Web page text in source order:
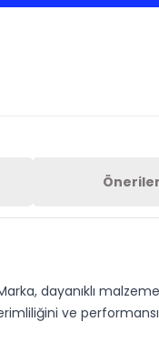
dayanıklı
ve